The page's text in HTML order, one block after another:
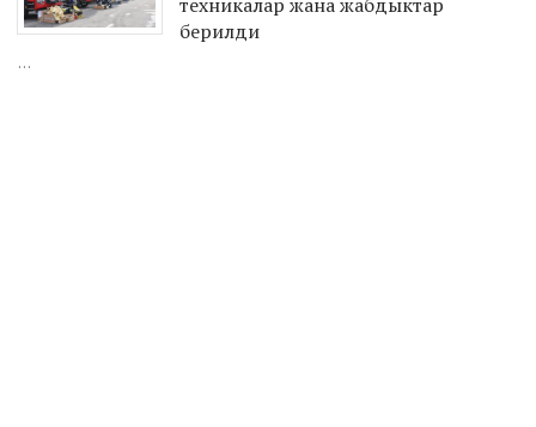
берилди
...